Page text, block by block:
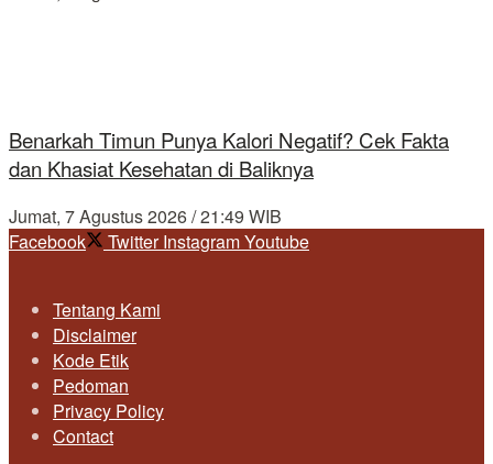
Benarkah Timun Punya Kalori Negatif? Cek Fakta
dan Khasiat Kesehatan di Baliknya
Jumat, 7 Agustus 2026 / 21:49 WIB
Facebook
Twitter InstagramYoutube
Tentang Kami
Disclaimer
Kode Etik
Pedoman
Privacy Policy
Contact